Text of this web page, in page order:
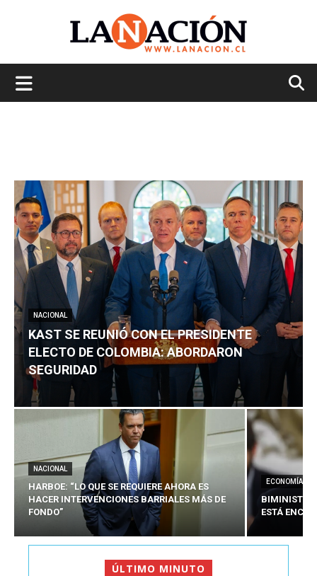
NACIONAL
KAST SE REUNIÓ CON EL PRESIDENTE
ELECTO DE COLOMBIA: ABORDARON
SEGURIDAD
NACIONAL
HARBOE: “LO QUE SE REQUIERE AHORA ES
HACER INTERVENCIONES BARRIALES MÁS DE
FONDO”
ECONOMÍA
BIMINISTRO
ESTÁ
ÚLTIMO MINUTO